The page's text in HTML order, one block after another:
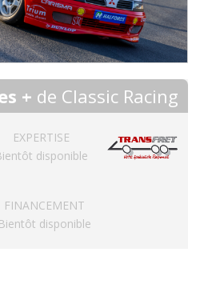
+ de Classic Racing
EXPERTISE
disponible
FINANCEMENT
Bientôt disponible